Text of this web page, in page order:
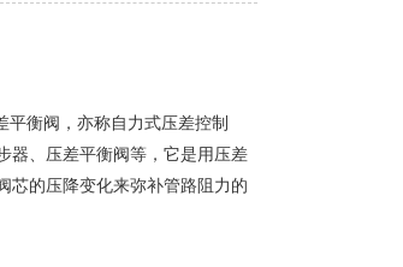
衡阀，亦称自力式压差控制
器、压差平衡阀等，它是用压差
芯的压降变化来弥补管路阻力的